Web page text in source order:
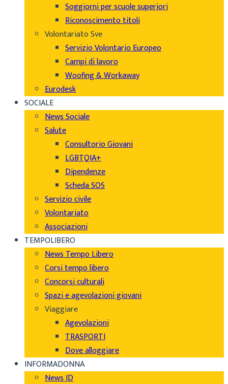
Soggiorni per scuole superiori
Riconoscimento titoli
Volontariato Sve
Servizio Volontario Europeo
Campi di lavoro
Woofing & Workaway
Eurodesk
SOCIALE
News Sociale
Salute
Consultorio Giovani
LGBTQIA+
Dipendenze
Scheda SOS
Servizio civile
Volontariato
Associazioni
TEMPOLIBERO
News Tempo Libero
Corsi tempo libero
Concorsi culturali
Spazi e agevolazioni giovani
Viaggiare
Agevolazioni
TRASPORTI
Dove alloggiare
INFORMADONNA
News ID